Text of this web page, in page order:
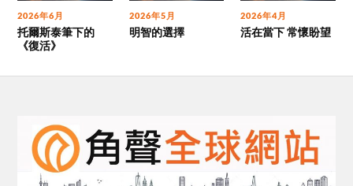
2026年6月
托爾斯泰筆下的
《復活》
2026年5月
明智的選擇
2026年4月
活在當下 常懷盼望